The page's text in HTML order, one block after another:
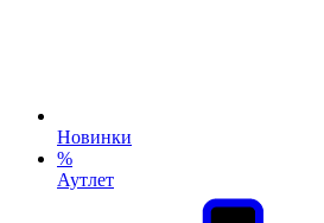
Новинки
%
Аутлет